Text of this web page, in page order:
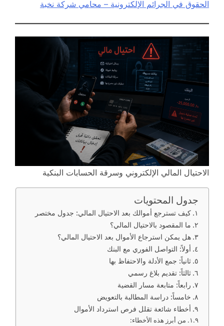
الحقوق في الجرائم الإلكترونية – محامي شركة نخبة
الاحتيال المالي الإلكتروني وسرقة الحسابات البنكية
جدول المحتويات
كيف تسترجع أموالك بعد الاحتيال المالي: جدول مختصر
ما المقصود بالاحتيال المالي؟
هل يمكن استرجاع الأموال بعد الاحتيال المالي؟
أولاً: التواصل الفوري مع البنك
ثانياً: جمع الأدلة والاحتفاظ بها
ثالثاً: تقديم بلاغ رسمي
رابعاً: متابعة مسار القضية
خامساً: دراسة المطالبة بالتعويض
أخطاء شائعة تقلل فرص استرداد الأموال
من أبرز هذه الأخطاء: